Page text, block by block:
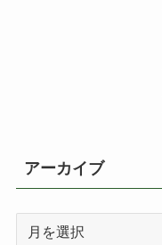
アーカイブ